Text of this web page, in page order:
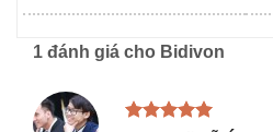
1 đánh giá cho Bidivon